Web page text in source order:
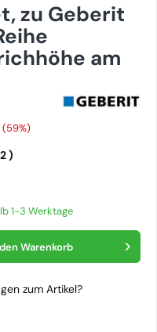
zu Geberit
am
(59%)
)
1-3 Werktage
Warenkorb
zum Artikel?